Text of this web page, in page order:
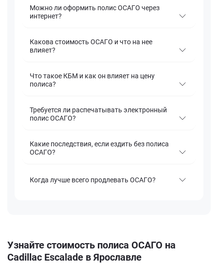
Можно ли оформить полис ОСАГО через
интернет?
Какова стоимость ОСАГО и что на нее
влияет?
Что такое КБМ и как он влияет на цену
полиса?
Требуется ли распечатывать электронный
полис ОСАГО?
Какие последствия, если ездить без полиса
ОСАГО?
Когда лучше всего продлевать ОСАГО?
Узнайте стоимость полиса ОСАГО на
Cadillac Escalade в Ярославле